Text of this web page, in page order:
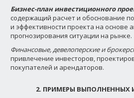
Бизнес-план инвестиционного
содержащий расчет и обоснование
и эффективности проекта на основе
прогнозирования ситуации на рынке.
Финансовые, девелоперские и
привлечение инвесторов,
покупателей и арендаторов.
2. ПРИМЕРЫ ВЫПОЛНЕННЫХ